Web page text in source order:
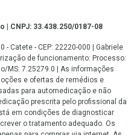
| CNPJ: 33.438.250/0187-08
- Catete - CEP: 22220-000 | Gabriele
de funcionamento: Processo:
MS: 7.25279.0 | As informações
e ofertas de remédios e
para automedicação e não
prescrita pelo profissional da
em condições de diagnosticar
o tratamento adequado. Os